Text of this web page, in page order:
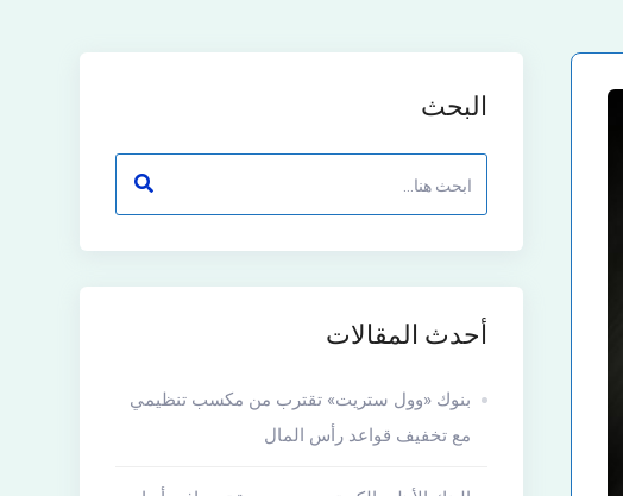
البحث
أحدث المقالات
بنوك «وول ستريت» تقترب من مكسب تنظيمي
مع تخفيف قواعد رأس المال